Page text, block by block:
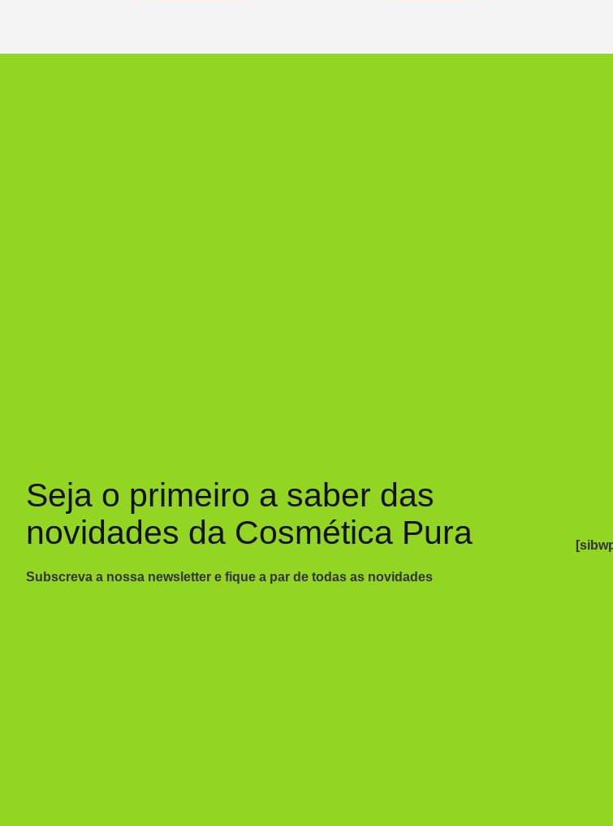
Seja o primeiro a saber das
novidades da Cosmética Pura
Subscreva a nossa newsletter e fique a par de todas as novidades